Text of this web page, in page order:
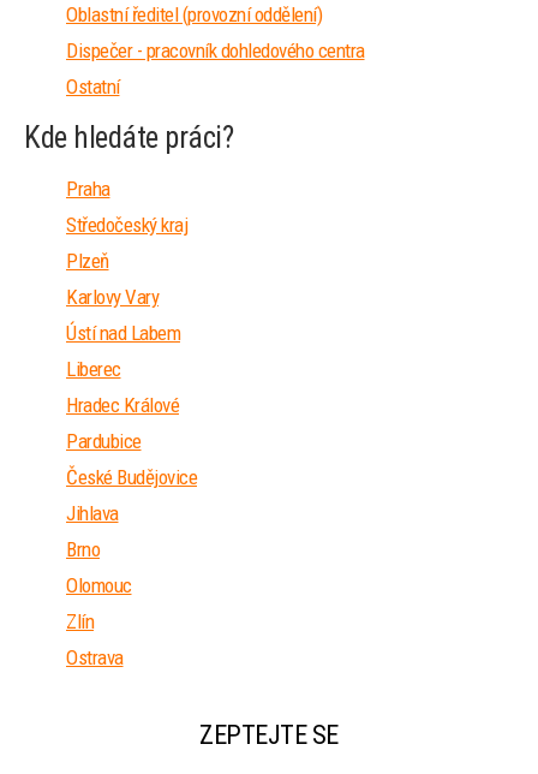
Oblastní ředitel (provozní oddělení)
Dispečer - pracovník dohledového centra
Ostatní
Kde hledáte práci?
Praha
Středočeský kraj
Plzeň
Karlovy Vary
Ústí nad Labem
Liberec
Hradec Králové
Pardubice
České Budějovice
Jihlava
Brno
Olomouc
Zlín
Ostrava
ZEPTEJTE SE